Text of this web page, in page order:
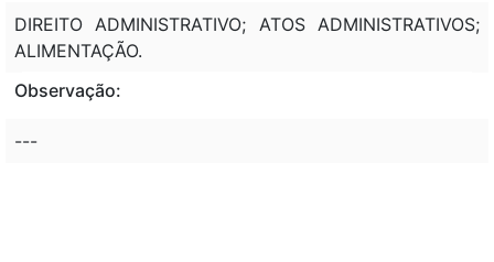
DIREITO ADMINISTRATIVO; ATOS ADMINISTRATIVOS;
ALIMENTAÇÃO.
Observação:
---